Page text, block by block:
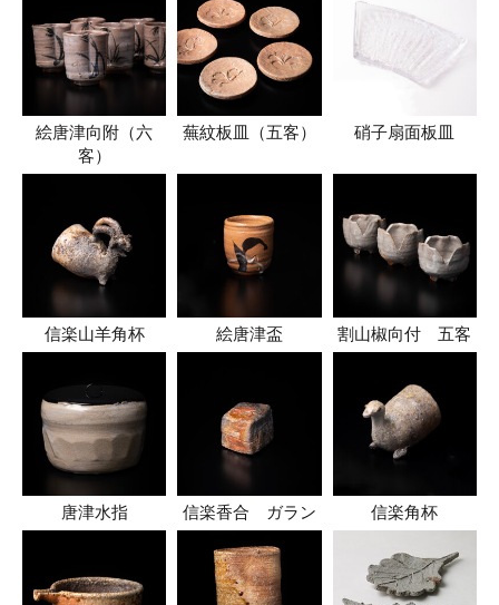
絵唐津向附（六
客）
蕪紋板皿（五客） 硝子扇面板皿
信楽山羊角杯 絵唐津盃 割山椒向付 五客
唐津水指 信楽香合 ガラン 信楽角杯